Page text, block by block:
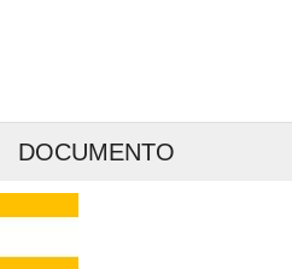
DOCUMENTO